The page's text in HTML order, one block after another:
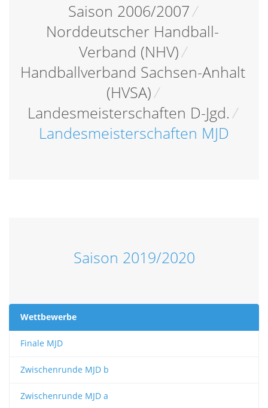
Saison 2006/2007/
Norddeutscher Handball-
Verband (NHV)/
Handballverband Sachsen-Anhalt
(HVSA)/
Landesmeisterschaften D-Jgd. /
Landesmeisterschaften MJD
Saison 2019/2020
Wettbewerbe
Finale MJD
Zwischenrunde MJD b
Zwischenrunde MJD a